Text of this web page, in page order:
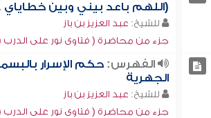
(اللهم باعد بيني وبين خطاياي
للشيخ: عبد العزيز بن باز
جزء من محاضرة ( فتاوى نور على الدرب
الفهرس: حكم الإسرار
الجهرية
للشيخ: عبد العزيز بن باز
جزء من محاضرة ( فتاوى نور على الدرب